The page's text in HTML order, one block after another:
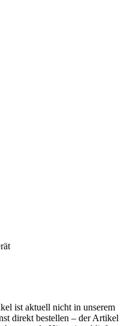
ist aktuell nicht in unserem
direkt bestellen – der Artikel